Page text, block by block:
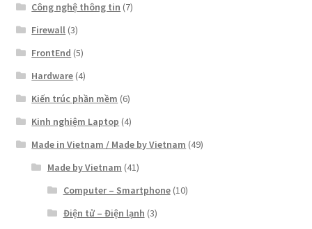
Công nghệ thông tin (7)
Firewall (3)
FrontEnd (5)
Hardware (4)
Kiến trúc phần mềm (6)
Kinh nghiệm Laptop (4)
Made in Vietnam / Made by Vietnam (49)
Made by Vietnam (41)
Computer – Smartphone(10)
Điện tử – Điện lạnh (3)